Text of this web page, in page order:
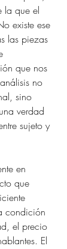
la que el
existe ese
las piezas
que nos
no
sino
verdad
sujeto y
en
que
condición
el precio
El